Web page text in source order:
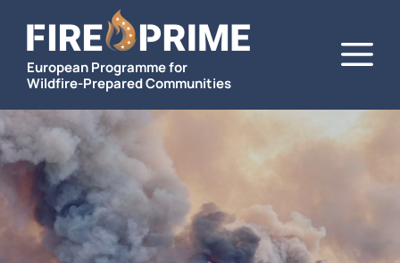
Inhalt
springen
European Programme for
Wildfire-Prepared Communities